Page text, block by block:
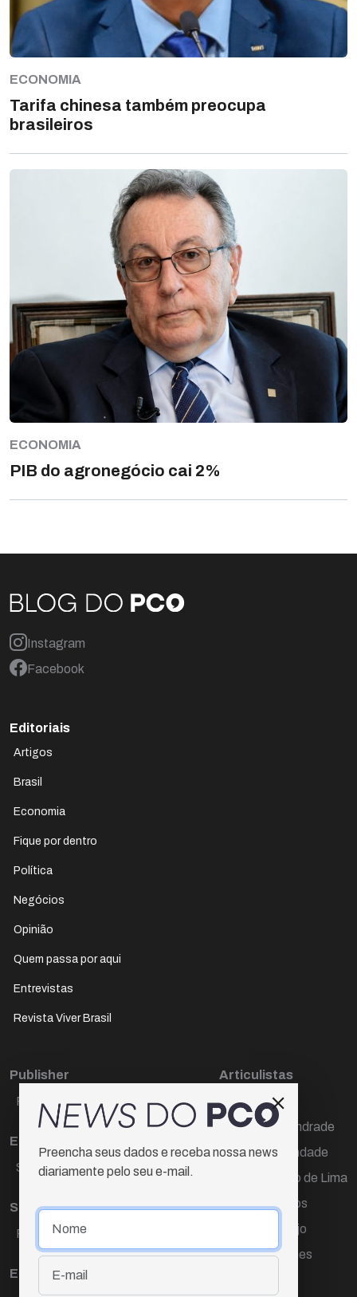
ECONOMIA
Tarifa chinesa também preocupa
brasileiros
ECONOMIA
PIB do agronegócio cai 2%
Instagram
Facebook
Editoriais
Artigos
Brasil
Economia
Fique por dentro
Política
Negócios
Opinião
Quem passa por aqui
Entrevistas
Revista Viver Brasil
Publisher
Paulo Cesar de Oliveira
Editora Chefe
Sueli Cotta
Sub-editora
Raquel Ayres
Equipe
Articulistas
Décio Freire
Dr Marcos Andrade
Hamilton Trindade
Igor Carvalho de Lima
Mario Campos
Renata Araújo
Wagner Gomes
Preencha seus dados e receba nossa news
diariamente pelo seu e-mail.